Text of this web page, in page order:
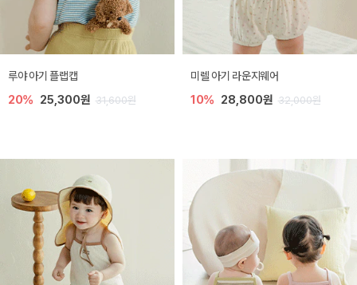
루야 아기 플랩캡
20% 25,300원 31,600원
미렐 아기 라운지웨어
10% 28,800원 32,000원